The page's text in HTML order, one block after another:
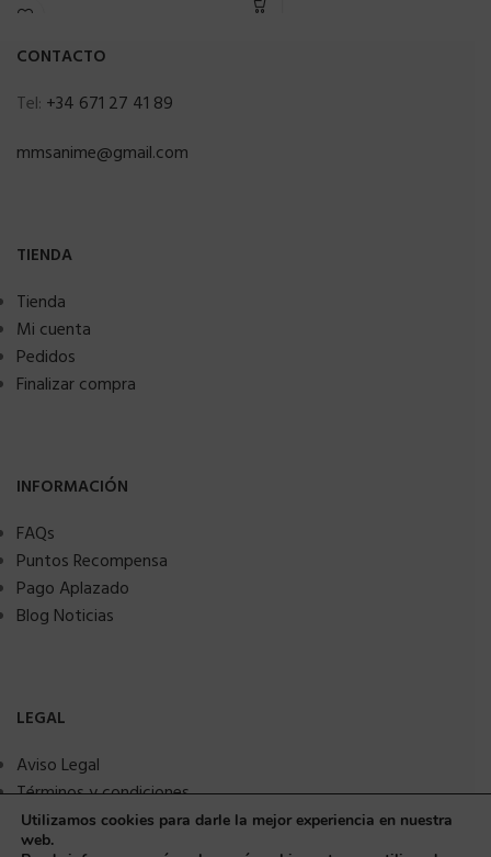
CONTACTO
Tel: +34 671 27 41 89
mmsanime@gmail.com
TIENDA
Tienda
Mi cuenta
Pedidos
Finalizar compra
INFORMACIÓN
FAQs
Puntos Recompensa
Pago Aplazado
Blog Noticias
LEGAL
Aviso Legal
Términos y condiciones
Política de privacidad
Política de Cookies
Utilizamos cookies para darle la mejor experiencia en nuestra
web.